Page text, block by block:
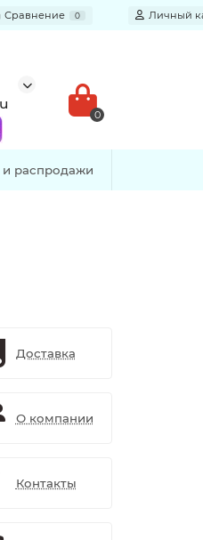
Сравнение 0 Личный
0
распродажи
Доставка
О компании
Контакты